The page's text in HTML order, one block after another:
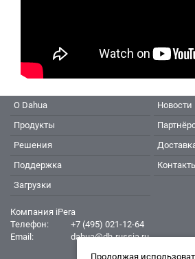
О Dahua
Продукты
Решения
Поддержка
Загрузки
Новости
Компания iPera
Телефон:
+7 (495) 021-12-64
Email:
dahua@dh-russia.ru
Продолжая